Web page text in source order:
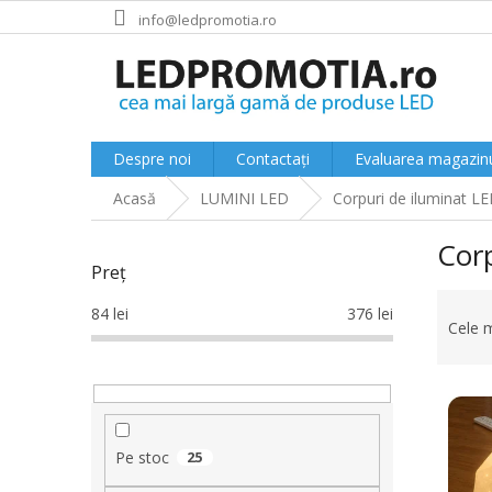
la
info@ledpromotia.ro
Despre noi Contactați Evaluarea
Acasă
LUMINI LED Corpuri de iluminat
r
ă
l
e
Preţ
84 lei 376 lei
Pe stoc 25
Cele